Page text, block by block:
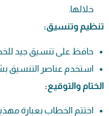
خلالها.
تنظيم وتنسيق:
حافظ على تنسيق جيد
استخدم عناصر التنسيق
الختام والتوقيع:
اختتم الخطاب بعبارة